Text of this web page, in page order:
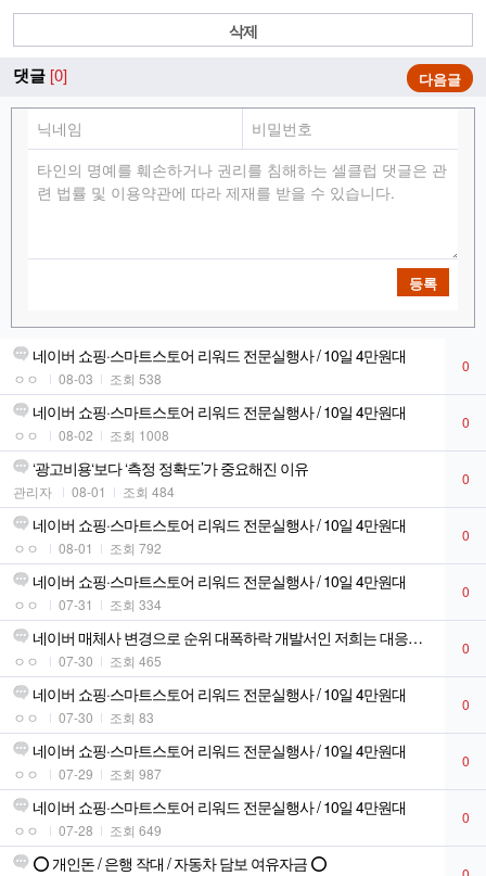
삭제
댓글 [0] 다음글
등록
네이버 쇼핑·스마트스토어 리워드 전문실행사 / 10일 4만원대
ㅇㅇ 08-03 조회 538
0
네이버 쇼핑·스마트스토어 리워드 전문실행사 / 10일 4만원대
ㅇㅇ 08-02 조회 1008
0
‘광고비용‘보다 ‘측정 정확도’가 중요해진 이유
관리자 08-01 조회 484
0
네이버 쇼핑·스마트스토어 리워드 전문실행사 / 10일 4만원대
ㅇㅇ 08-01 조회 792
0
네이버 쇼핑·스마트스토어 리워드 전문실행사 / 10일 4만원대
ㅇㅇ 07-31 조회 334
0
네이버 매체사 변경으로 순위 대폭하락 개발서인 저희는 대응하였습니다!
ㅇㅇ 07-30 조회 465
0
네이버 쇼핑·스마트스토어 리워드 전문실행사 / 10일 4만원대
ㅇㅇ 07-30 조회 83
0
네이버 쇼핑·스마트스토어 리워드 전문실행사 / 10일 4만원대
ㅇㅇ 07-29 조회 987
0
네이버 쇼핑·스마트스토어 리워드 전문실행사 / 10일 4만원대
ㅇㅇ 07-28 조회 649
0
⭕ 개인돈 / 은행 작대 / 자동차 담보 여유자금 ⭕